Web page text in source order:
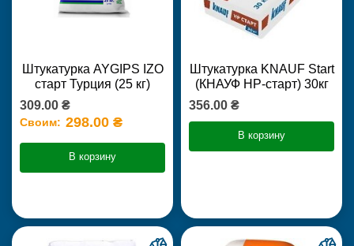
Штукатурка AYGIPS IZO
старт Турция (25 кг)
309.00 ₴
Своим: 298.00 ₴
В корзину
Штукатурка KNAUF Start
(КНАУФ НР-старт) 30кг
356.00 ₴
В корзину